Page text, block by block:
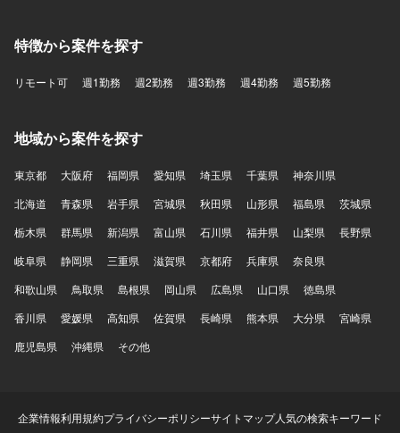
特徴から案件を探す
リモート可 週1勤務 週2勤務 週3勤務 週4勤務 週5勤務
地域から案件を探す
東京都 大阪府 福岡県 愛知県 埼玉県 千葉県
神奈川県
北海道
青森県 岩手県 宮城県 秋田県 山形県 福島県
茨城県
栃木県
群馬県 新潟県 富山県 石川県 福井県 山梨県
長野県
岐阜県
静岡県 三重県 滋賀県 京都府 兵庫県
奈良県
和歌山県
鳥取県 島根県 岡山県 広島県 山口県
徳島県
香川県
愛媛県 高知県 佐賀県 長崎県 熊本県 大分県
宮崎県
鹿児島県
沖縄県 その他
企業情報利用規約プライバシーポリシーサイトマップ人気の検索キーワード